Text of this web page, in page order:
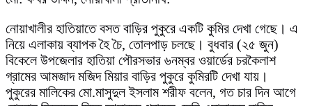
নোয়াখালীর হাতিয়াতে বসত বাড়ির পুকুরে একটি কুমির দেখা গেছে। এ
নিয়ে এলাকায় ব্যাপক হৈ চৈ, তোলপাড় চলছে। বুধবার (২৫ জুন)
বিকেলে উপজেলার হাতিয়া পৌরসভার ৬নম্বর ওয়ার্ডের চরকৈলাশ
গ্রামের আমজাদ মজিদ মিয়ার বাড়ির পুকুরে কুমিরটি দেখা যায়।
পুকুরের মালিকের মো.মাসুদুল ইসলাম শরীফ বলেন, গত চার দিন আগে